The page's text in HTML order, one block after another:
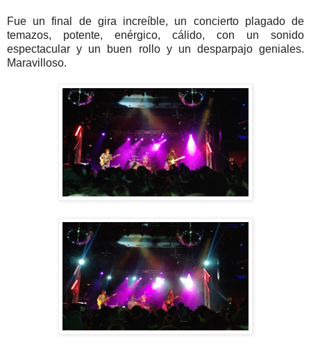
Fue un final de gira increíble, un concierto plagado de
temazos, potente, enérgico, cálido, con un sonido
espectacular y un buen rollo y un desparpajo geniales.
Maravilloso.